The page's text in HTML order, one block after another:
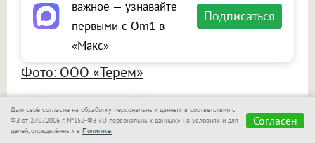
важное — узнавайте
первыми с Om1 в
«Макс»
Подписаться
Фото: ООО «Терем»
Сообщить новость
Даю своё согласие на обработку персональных данных в соответствии с
ФЗ от 27.07.2006 г. №152-ФЗ «О персональных данных» на условиях и для
целей, определённых в Политике.
Согласен